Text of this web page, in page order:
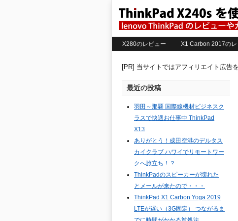
X280のレビュー X1 Carbon 2017のレ
[PR] 当サイトではアフィリエイト広告
最近の投稿
羽田～那覇 国際線機材ビジネスク
ラスで快適お仕事中 ThinkPad
X13
ありがとう！成田空港のデルタス
カイクラブ ハワイでリモートワー
クへ旅立ち！？
ThinkPadのスピーカーが壊れた
とメールが来たので・・・
ThinkPad X1 Carbon Yoga 2019
LTEが遅い（3G固定） つながるま